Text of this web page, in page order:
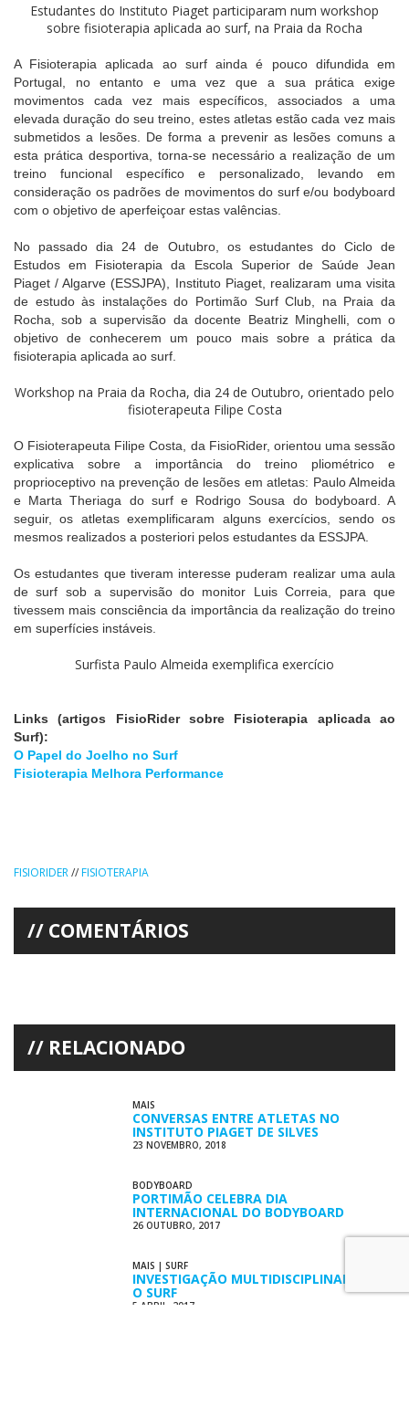
Estudantes do Instituto Piaget participaram num workshop
sobre fisioterapia aplicada ao surf, na Praia da Rocha
A Fisioterapia aplicada ao surf ainda é pouco difundida em
Portugal, no entanto e uma vez que a sua prática exige
movimentos cada vez mais específicos, associados a uma
elevada duração do seu treino, estes atletas estão cada vez mais
submetidos a lesões. De forma a prevenir as lesões comuns a
esta prática desportiva, torna-se necessário a realização de um
treino funcional específico e personalizado, levando em
consideração os padrões de movimentos do surf e/ou bodyboard
com o objetivo de aperfeiçoar estas valências.
No passado dia 24 de Outubro, os estudantes do Ciclo de
Estudos em Fisioterapia da Escola Superior de Saúde Jean
Piaget / Algarve (ESSJPA), Instituto Piaget, realizaram uma visita
de estudo às instalações do Portimão Surf Club, na Praia da
Rocha, sob a supervisão da docente Beatriz Minghelli, com o
objetivo de conhecerem um pouco mais sobre a prática da
fisioterapia aplicada ao surf.
Workshop na Praia da Rocha, dia 24 de Outubro, orientado pelo
fisioterapeuta Filipe Costa
O Fisioterapeuta Filipe Costa, da FisioRider, orientou uma sessão
explicativa sobre a importância do treino pliométrico e
proprioceptivo na prevenção de lesões em atletas: Paulo Almeida
e Marta Theriaga do surf e Rodrigo Sousa do bodyboard. A
seguir, os atletas exemplificaram alguns exercícios, sendo os
mesmos realizados a posteriori pelos estudantes da ESSJPA.
Os estudantes que tiveram interesse puderam realizar uma aula
de surf sob a supervisão do monitor Luis Correia, para que
tivessem mais consciência da importância da realização do treino
em superfícies instáveis.
Surfista Paulo Almeida exemplifica exercício
Links (artigos FisioRider sobre Fisioterapia aplicada ao
Surf):
O Papel do Joelho no Surf
Fisioterapia Melhora Performance
FISIORIDER//FISIOTERAPIA
COMENTÁRIOS
RELACIONADO
MAIS
CONVERSAS ENTRE ATLETAS NO
INSTITUTO PIAGET DE SILVES
23 NOVEMBRO, 2018
BODYBOARD
PORTIMÃO CELEBRA DIA
INTERNACIONAL DO BODYBOARD
26 OUTUBRO, 2017
MAIS | SURF
INVESTIGAÇÃO MULTIDISCIPLINAR SOBRE
O SURF
5 ABRIL, 2017